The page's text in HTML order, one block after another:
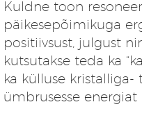
Kuldne toon
päikesepõimikuga
positiivsust, julgust
kutsutakse teda ka
ka külluse
ümbrusesse